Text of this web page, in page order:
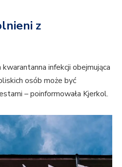
z
infekcji obejmująca
osób może być
– poinformowała Kjerkol.